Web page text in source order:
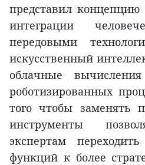
представил
интеграции
передовыми
искусственный
облачные
роботизированных
того чтобы заменять
инструменты
экспертам
функций к более